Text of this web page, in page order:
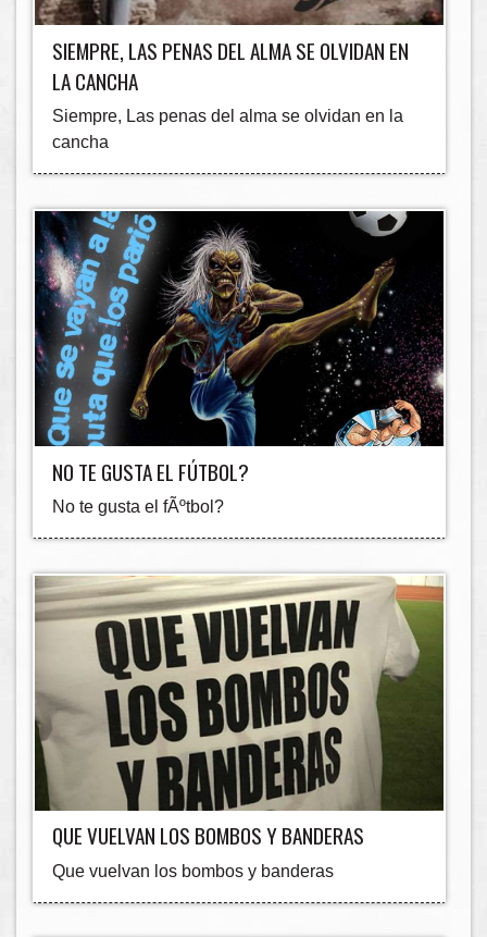
SIEMPRE, LAS PENAS DEL ALMA SE OLVIDAN EN
LA CANCHA
Siempre, Las penas del alma se olvidan en la
cancha
NO TE GUSTA EL FÚTBOL?
No te gusta el fÃºtbol?
QUE VUELVAN LOS BOMBOS Y BANDERAS
Que vuelvan los bombos y banderas